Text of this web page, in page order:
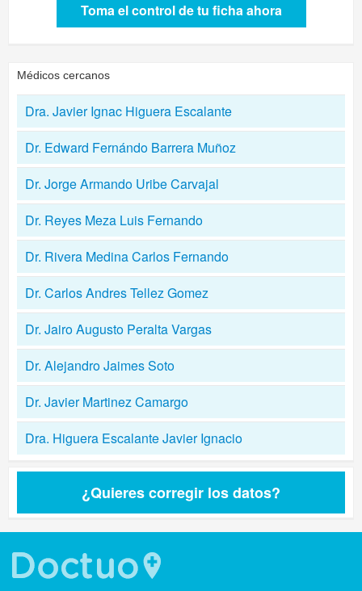
Toma el control de tu ficha ahora
Médicos cercanos
Dra. Javier Ignac Higuera Escalante
Dr. Edward Fernándo Barrera Muñoz
Dr. Jorge Armando Uribe Carvajal
Dr. Reyes Meza Luis Fernando
Dr. Rivera Medina Carlos Fernando
Dr. Carlos Andres Tellez Gomez
Dr. Jairo Augusto Peralta Vargas
Dr. Alejandro Jaimes Soto
Dr. Javier Martinez Camargo
Dra. Higuera Escalante Javier Ignacio
¿Quieres corregir los datos?